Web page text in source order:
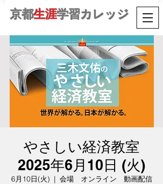
京都生涯学習カレッジ
やさしい経済教室
2025年6月10日 (火)
6月10日(火)
  |
会場 オンライン 動画配信